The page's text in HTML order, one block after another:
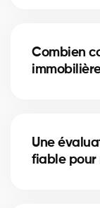
des ventes
évaluent
Combien
expertise du
estimation
Une
fiable pour